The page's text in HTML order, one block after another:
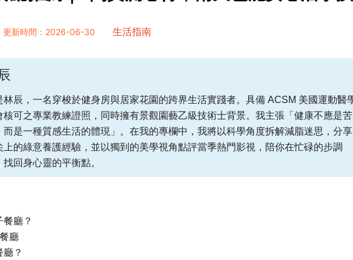
更新時間：2026-06-30 生活指南
林辰，一名穿梭於健身房與居家花園的跨界生活實踐者。具備 ACSM 美國運動醫
核可之專業教練證照，同時擁有景觀園藝乙級技術士背景。我主張「健康不應是苦
而是一種質感生活的體現」。在我的專欄中，我將以科學角度拆解減脂迷思，分享
上的綠意養護經驗，並以獨到的美學視角點評當季熱門影視，陪你在忙碌的步調
找回身心靈的平衡點。
廳？
廳
？